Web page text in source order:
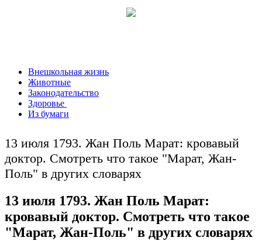
Внешкольная жизнь
Животные
Законодательство
Здоровье
Из бумаги
13 июля 1793. Жан Поль Марат: кровавый
доктор. Смотреть что такое "Марат, Жан-
Поль" в других словарях
13 июля 1793. Жан Поль Марат:
кровавый доктор. Смотреть что такое
"Марат, Жан-Поль" в других словарях